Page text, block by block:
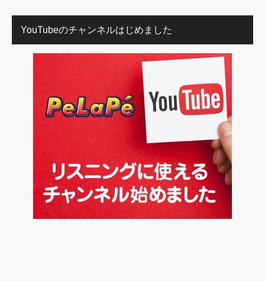
YouTubeのチャンネルはじめました